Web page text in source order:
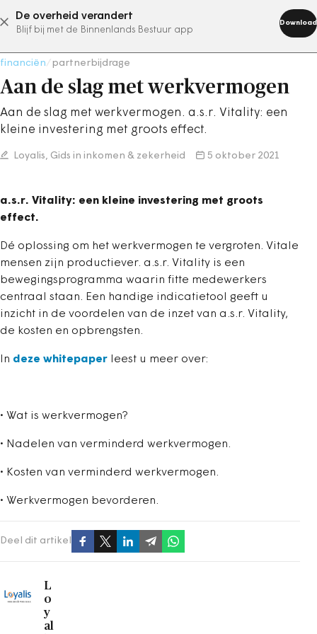
De overheid verandert
Blijf bij met de Binnenlands Bestuur app
Download
abonneer nu
financiën partnerbijdrage
Aan de slag met werkvermogen
Aan de slag met werkvermogen. a.s.r. Vitality: een
kleine investering met groots effect.
Loyalis, Gids in inkomen & zekerheid 5 oktober 2021
a.s.r. Vitality: een kleine investering met groots
effect.
Dé oplossing om het werkvermogen te vergroten. Vitale
mensen zijn productiever. a.s.r. Vitality is een
bewegingsprogramma waarin fitte medewerkers
centraal staan. Een handige indicatietool geeft u
inzicht in de voordelen van de inzet van a.s.r. Vitality,
de kosten en opbrengsten.
In deze whitepaper leest u meer over:
• Wat is werkvermogen?
• Nadelen van verminderd werkvermogen.
• Kosten van verminderd werkvermogen.
• Werkvermogen bevorderen.
Deel dit artikel
L
o
y
al